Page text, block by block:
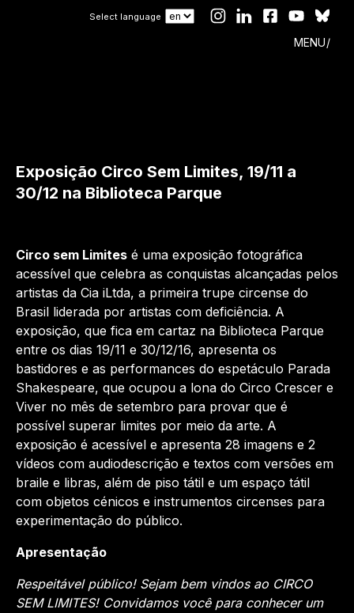
Select language
MENU
Exposição Circo Sem Limites, 19/11 a
30/12 na Biblioteca Parque
Circo sem Limites é uma exposição fotográfica
acessível que celebra as conquistas alcançadas pelos
artistas da Cia iLtda, a primeira trupe circense do
Brasil liderada por artistas com deficiência. A
exposição, que fica em cartaz na Biblioteca Parque
entre os dias 19/11 e 30/12/16, apresenta os
bastidores e as performances do espetáculo Parada
Shakespeare, que ocupou a lona do Circo Crescer e
Viver no mês de setembro para provar que é
possível superar limites por meio da arte. A
exposição é acessível e apresenta 28 imagens e 2
vídeos com audiodescrição e textos com versões em
braile e libras, além de piso tátil e um espaço tátil
com objetos cénicos e instrumentos circenses para
experimentação do público.
Apresentação
Respeitável público! Sejam bem vindos ao CIRCO
SEM LIMITES! Convidamos você para conhecer um